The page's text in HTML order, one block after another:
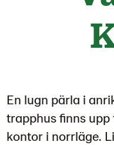
En lugn pärla i
trapphus finns
kontor i norrläge.